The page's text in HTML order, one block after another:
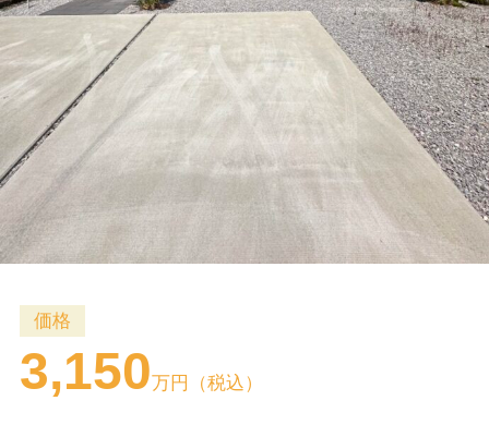
価格
3,150万円（税込）